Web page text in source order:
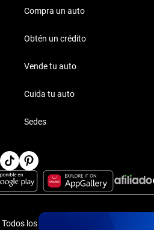
Compra un auto
Obtén un crédito
Vende tu auto
Cuida tu auto
Sedes
Todos los derechos reservados.